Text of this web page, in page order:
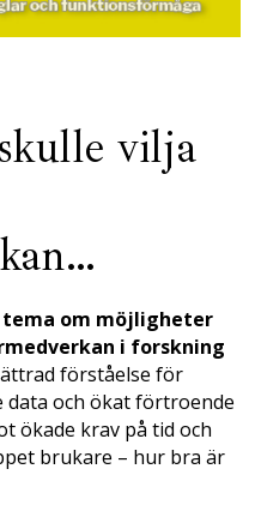
vilja
tema om möjligheter
i forskning
förståelse för
och ökat förtroende
ökade krav på tid och
brukare – hur bra är